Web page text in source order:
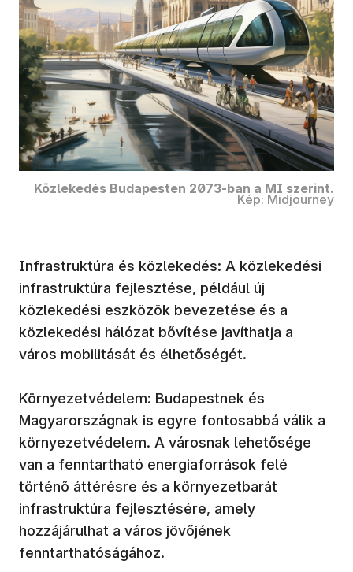
Közlekedés Budapesten 2073-ban a MI szerint.
Kép: Midjourney
Infrastruktúra és közlekedés: A közlekedési
infrastruktúra fejlesztése, például új
közlekedési eszközök bevezetése és a
közlekedési hálózat bővítése javíthatja a
város mobilitását és élhetőségét.
Környezetvédelem: Budapestnek és
Magyarországnak is egyre fontosabbá válik a
környezetvédelem. A városnak lehetősége
van a fenntartható energiaforrások felé
történő áttérésre és a környezetbarát
infrastruktúra fejlesztésére, amely
hozzájárulhat a város jövőjének
fenntarthatóságához.